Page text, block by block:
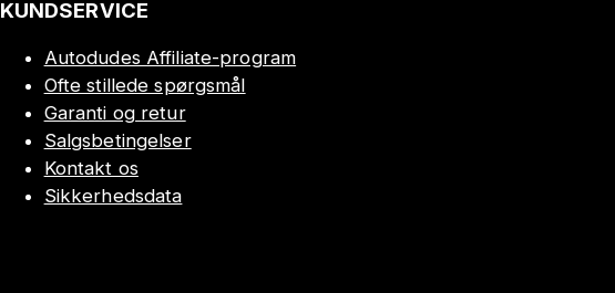
KUNDSERVICE
Autodudes Affiliate-program
Ofte stillede spørgsmål
Garanti og retur
Salgsbetingelser
Kontakt os
Sikkerhedsdata